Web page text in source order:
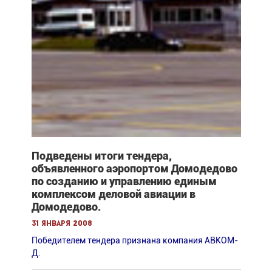
Подведены итоги тендера,
объявленного аэропортом Домодедово
по созданию и управлению единым
комплексом деловой авиации в
Домодедово.
31 января 2008
Победителем тендера признана компания АВКОМ-
Д.